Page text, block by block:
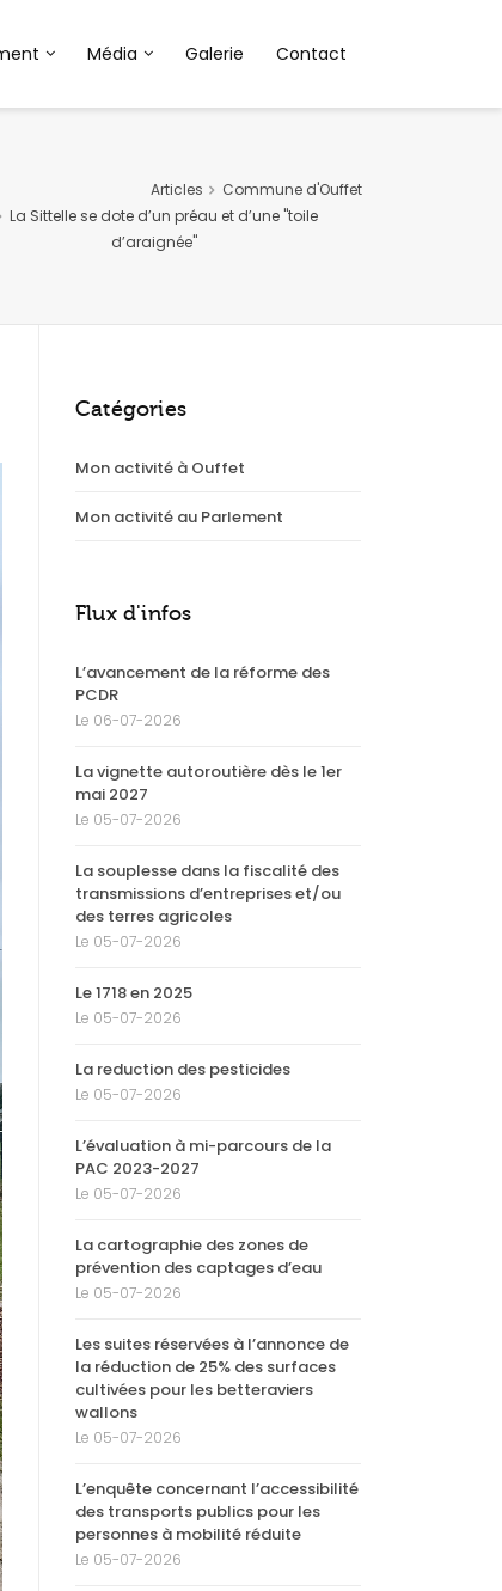
Média Galerie Contact
Articles
Commune d'Ouffet
La Sittelle se dote d’un préau et d’une "toile
d’araignée"
Catégories
Mon activité à Ouffet
Mon activité au Parlement
Flux d'infos
L’avancement de la réforme des
PCDR
Le 06-07-2026
La vignette autoroutière dès le 1er
mai 2027
Le 05-07-2026
La souplesse dans la fiscalité des
transmissions d’entreprises et/ou
des terres agricoles
Le 05-07-2026
Le 1718 en 2025
Le 05-07-2026
La reduction des pesticides
Le 05-07-2026
L’évaluation à mi-parcours de la
PAC 2023-2027
Le 05-07-2026
La cartographie des zones de
prévention des captages d’eau
Le 05-07-2026
Les suites réservées à l’annonce de
la réduction de 25% des surfaces
cultivées pour les betteraviers
wallons
Le 05-07-2026
L’enquête concernant l’accessibilité
des transports publics pour les
personnes à mobilité réduite
Le 05-07-2026